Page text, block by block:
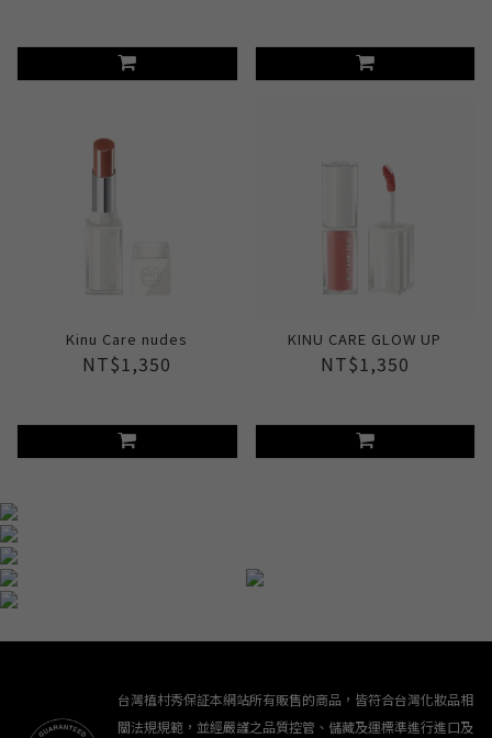
Kinu Care nudes
NT$1,350
KINU CARE GLOW UP
NT$1,350
台灣植村秀保証本網站所有販售的商品，皆符合台灣化妝品相
關法規規範，並經嚴謹之品質控管、儲藏及運標準進行進口及